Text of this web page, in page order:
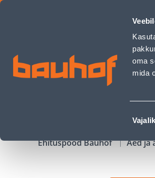
oma
mida
valik
Vajalik
AMPEL KOMEET 30CM ROHELINE -
Ehituspood Bauhof Aed ja